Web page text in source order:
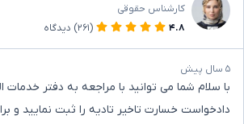
کارشناس حقوقی
۴.۸
(۲۶۱) دیدگاه
۵ سال پیش
با سلام شما می توانید با مراجعه به دفتر خدمات
دادخواست خسارت تاخیر تادیه را ثبت نمایید و